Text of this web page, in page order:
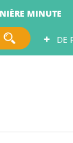
MINUTE
+ DE